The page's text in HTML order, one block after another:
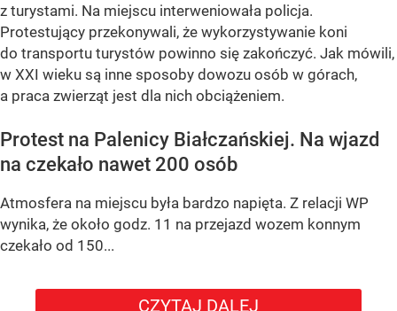
z turystami. Na miejscu interweniowała policja.
Protestujący przekonywali, że wykorzystywanie koni
do transportu turystów powinno się zakończyć. Jak mówili,
w XXI wieku są inne sposoby dowozu osób w górach,
a praca zwierząt jest dla nich obciążeniem.
Protest na Palenicy Białczańskiej. Na wjazd
na czekało nawet 200 osób
Atmosfera na miejscu była bardzo napięta. Z relacji WP
wynika, że około godz. 11 na przejazd wozem konnym
czekało od 150...
CZYTAJ DALEJ